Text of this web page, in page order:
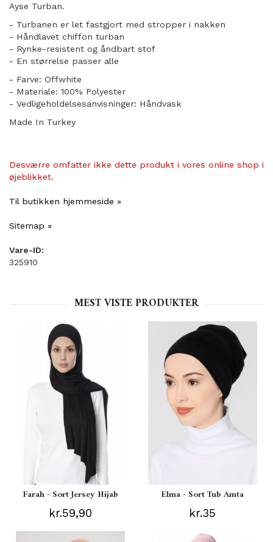
Ayse Turban.
- Turbanen er let fastgjort med stropper i nakken
- Håndlavet chiffon turban
- Rynke-resistent og åndbart stof
​- En størrelse passer alle
- Farve: Offwhite
- Materiale: 100% Polyester
- Vedligeholdelsesanvisninger: Håndvask
Made In Turkey
Desværre omfatter ikke dette produkt i vores online shop i
øjeblikket.
Til butikken hjemmeside »
Sitemap »
Vare-ID:
325910
MEST VISTE PRODUKTER
Farah - Sort Jersey Hijab
kr.59,90
Elma - Sort Tub Amta
kr.35